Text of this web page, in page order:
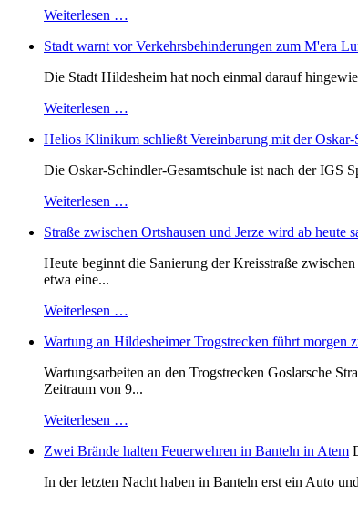
Weiterlesen …
Stadt warnt vor Verkehrsbehinderungen zum M'era
Die Stadt Hildesheim hat noch einmal darauf
Weiterlesen …
Helios Klinikum schließt Vereinbarung mit der Oskar-
Die Oskar-Schindler-Gesamtschule ist nach der IGS
Weiterlesen …
Straße zwischen Ortshausen und Jerze wird ab heute
Heute beginnt die Sanierung der Kreisstraße
etwa eine...
Weiterlesen …
Wartung an Hildesheimer Trogstrecken führt morgen
Wartungsarbeiten an den Trogstrecken Goslarsche
Zeitraum von 9...
Weiterlesen …
Zwei Brände halten Feuerwehren in Banteln in Atem
In der letzten Nacht haben in Banteln erst ein Auto